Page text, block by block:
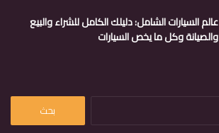
عالم السيارات الشامل: دليلك الكامل للشراء والبيع
والصيانة وكل ما يخص السيارات
البحث